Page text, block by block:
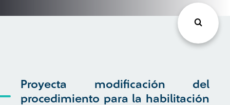
Proyecta modificación del
procedimiento para la habilitación